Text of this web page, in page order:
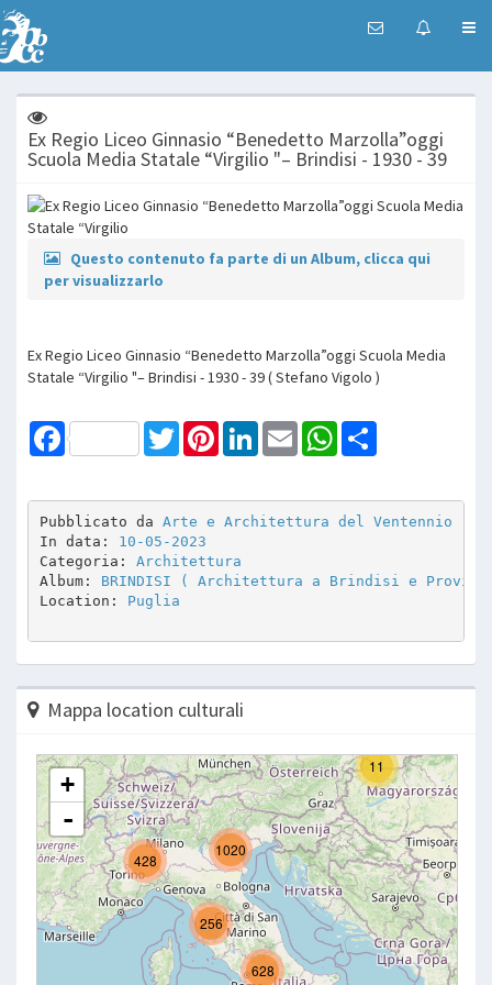
Ex Regio Liceo Ginnasio “Benedetto Marzolla”oggi
Scuola Media Statale “Virgilio "– Brindisi - 1930 - 39
Questo contenuto fa parte di un Album, clicca qui
per visualizzarlo
Ex Regio Liceo Ginnasio “Benedetto Marzolla”oggi Scuola Media
Statale “Virgilio "– Brindisi - 1930 - 39 ( Stefano Vigolo )
Facebook TwitterPinterestLinkedInEmail WhatsApp
Pubblicato da Arte e Architettura del Ventennio
In data: 10-05-2023
Categoria: Architettura
Album: BRINDISI ( Architettura a Brindisi e
Location: Puglia
Mappa location culturali